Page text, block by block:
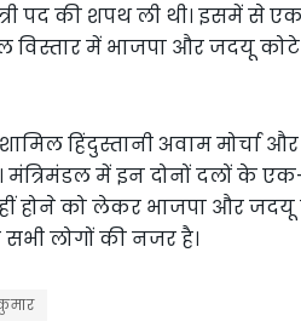
पद की शपथ ली थी। इसमें से
विस्तार में भाजपा और जदयू
हिंदुस्तानी अवाम मोर्चा
में इन दोनों दलों के
होने को लेकर भाजपा और जदयू
सभी लोगों की नजर है।